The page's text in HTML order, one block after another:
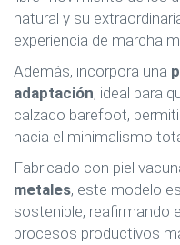
natural y su
experiencia de marcha
Además, incorpora una
adaptación, ideal para
calzado barefoot,
hacia el minimalismo
Fabricado con piel
metales, este modelo
sostenible, reafirmando
procesos productivos